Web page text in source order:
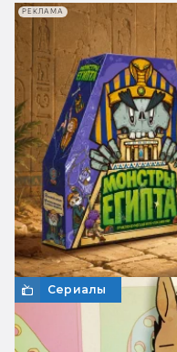
Сериалы
РЕКЛАМА